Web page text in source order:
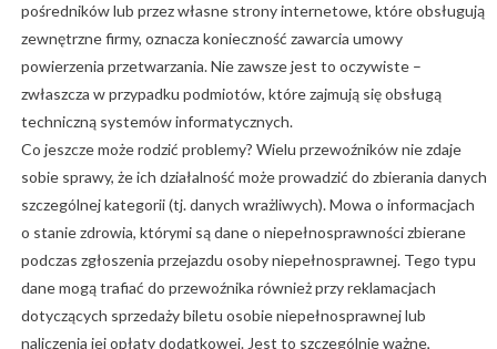
pośredników lub przez własne strony internetowe, które obsługują
zewnętrzne firmy, oznacza konieczność zawarcia umowy
powierzenia przetwarzania. Nie zawsze jest to oczywiste –
zwłaszcza w przypadku podmiotów, które zajmują się obsługą
techniczną systemów informatycznych.
Co jeszcze może rodzić problemy? Wielu przewoźników nie zdaje
sobie sprawy, że ich działalność może prowadzić do zbierania danych
szczególnej kategorii (tj. danych wrażliwych). Mowa o informacjach
o stanie zdrowia, którymi są dane o niepełnosprawności zbierane
podczas zgłoszenia przejazdu osoby niepełnosprawnej. Tego typu
dane mogą trafiać do przewoźnika również przy reklamacjach
dotyczących sprzedaży biletu osobie niepełnosprawnej lub
naliczenia jej opłaty dodatkowej. Jest to szczególnie ważne,